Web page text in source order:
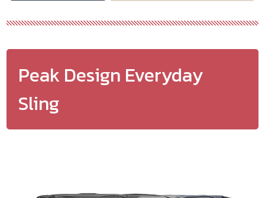
Peak Design Everyday
Sling